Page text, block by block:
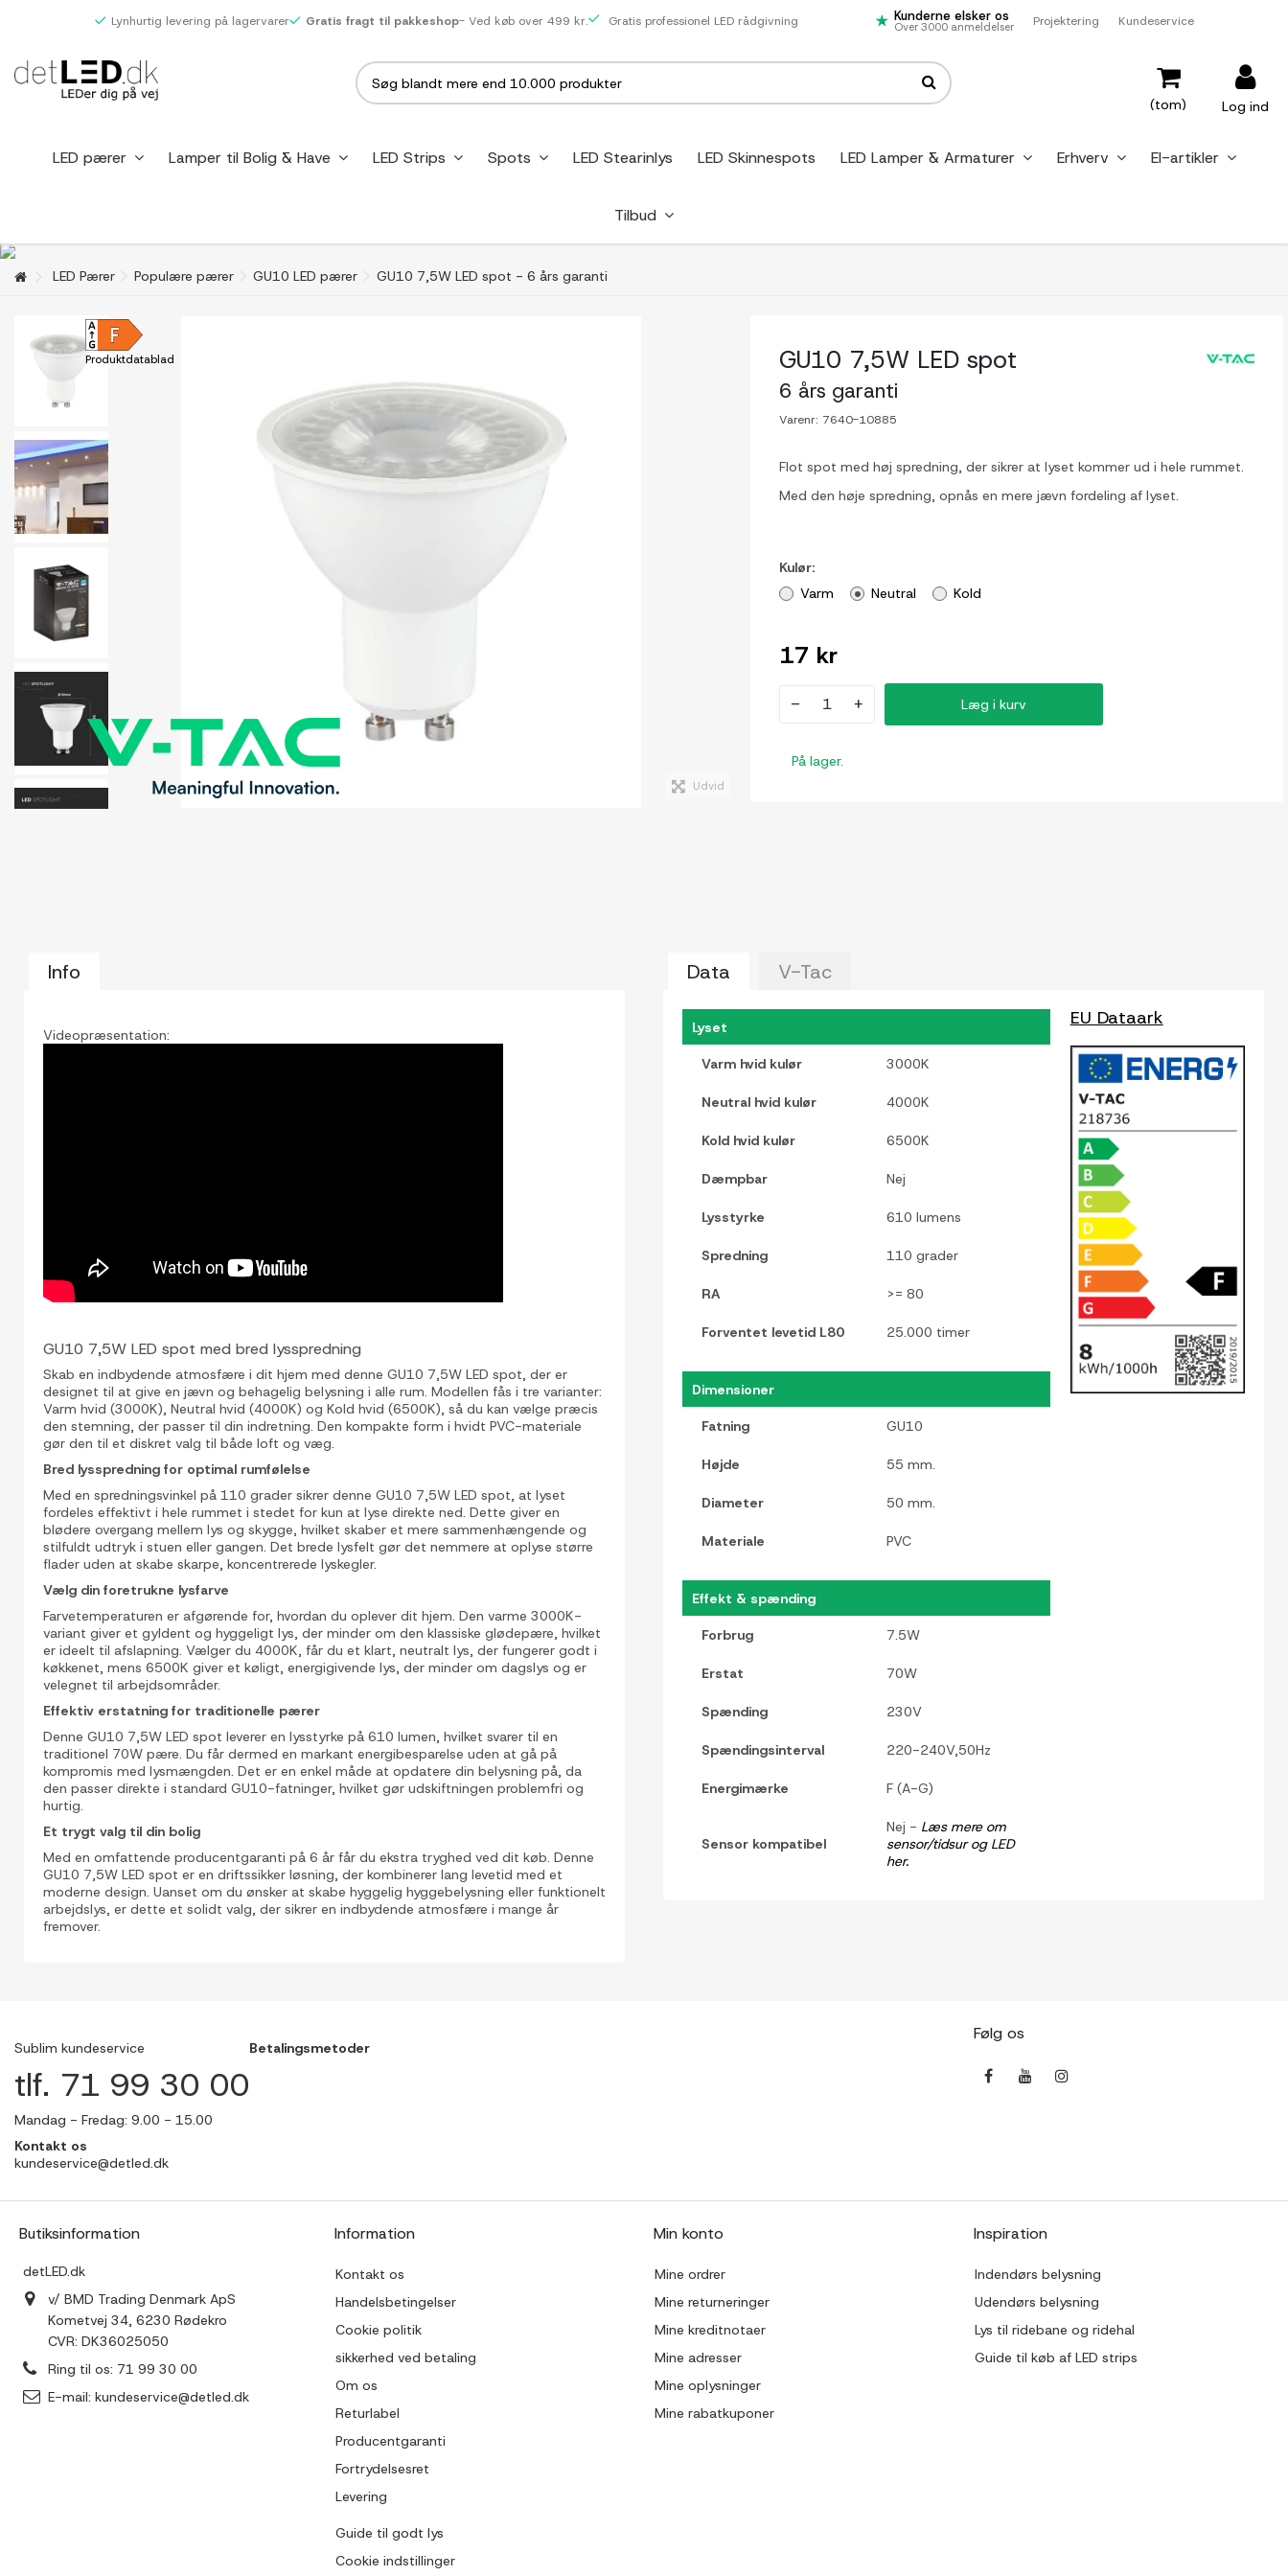
Lynhurtig levering på lagervarer Gratis fragt til pakkeshop- Ved køb over 499 kr. Gratis professionel LED rådgivning Kunderne elsker os
Over 3000 anmeldelser Projektering Kundeservice
Log ind
(tom)
LED pærer Lamper til Bolig & Have LED Strips Spots LED Stearinlys LED Skinnespots LED Lamper & Armaturer Erhverv El-artikler
Tilbud
LED Pærer Populære pærer GU10 LED pærer GU10 7,5W LED spot - 6 års garanti
Produktdatablad
Udvid
GU10 7,5W LED spot
6 års garanti
Varenr: 7640-10885
Flot spot med høj spredning, der sikrer at lyset kommer ud i hele rummet.
Med den høje spredning, opnås en mere jævn fordeling af lyset.
Kulør:
Varm
Neutral Kold
17 kr
- + Læg i kurv
På lager.
Info Data V-Tac
Videopræsentation:
GU10 7,5W LED spot med bred lysspredning
Skab en indbydende atmosfære i dit hjem med denne GU10 7,5W LED spot, der er
designet til at give en jævn og behagelig belysning i alle rum. Modellen fås i tre varianter:
Varm hvid (3000K), Neutral hvid (4000K) og Kold hvid (6500K), så du kan vælge præcis
den stemning, der passer til din indretning. Den kompakte form i hvidt PVC-materiale
gør den til et diskret valg til både loft og væg.
Bred lysspredning for optimal rumfølelse
Med en spredningsvinkel på 110 grader sikrer denne GU10 7,5W LED spot, at lyset
fordeles effektivt i hele rummet i stedet for kun at lyse direkte ned. Dette giver en
blødere overgang mellem lys og skygge, hvilket skaber et mere sammenhængende og
stilfuldt udtryk i stuen eller gangen. Det brede lysfelt gør det nemmere at oplyse større
flader uden at skabe skarpe, koncentrerede lyskegler.
Vælg din foretrukne lysfarve
Farvetemperaturen er afgørende for, hvordan du oplever dit hjem. Den varme 3000K-
variant giver et gyldent og hyggeligt lys, der minder om den klassiske glødepære, hvilket
er ideelt til afslapning. Vælger du 4000K, får du et klart, neutralt lys, der fungerer godt i
køkkenet, mens 6500K giver et køligt, energigivende lys, der minder om dagslys og er
velegnet til arbejdsområder.
Effektiv erstatning for traditionelle pærer
Denne GU10 7,5W LED spot leverer en lysstyrke på 610 lumen, hvilket svarer til en
traditionel 70W pære. Du får dermed en markant energibesparelse uden at gå på
kompromis med lysmængden. Det er en enkel måde at opdatere din belysning på, da
den passer direkte i standard GU10-fatninger, hvilket gør udskiftningen problemfri og
hurtig.
Et trygt valg til din bolig
Med en omfattende producentgaranti på 6 år får du ekstra tryghed ved dit køb. Denne
GU10 7,5W LED spot er en driftssikker løsning, der kombinerer lang levetid med et
moderne design. Uanset om du ønsker at skabe hyggelig hyggebelysning eller funktionelt
arbejdslys, er dette et solidt valg, der sikrer en indbydende atmosfære i mange år
fremover.
Lyset
Varm hvid kulør 3000K
Neutral hvid kulør 4000K
Kold hvid kulør 6500K
Dæmpbar Nej
Lysstyrke 610 lumens
Spredning 110 grader
RA >= 80
Forventet levetid L80 25.000 timer
Dimensioner
Fatning GU10
Højde 55 mm.
Diameter 50 mm.
Materiale PVC
Effekt & spænding
Forbrug 7.5W
Erstat 70W
Spænding 230V
Spændingsinterval 220-240V,50Hz
Energimærke F (A-G)
Sensor kompatibel
Nej - Læs mere om
sensor/tidsur og LED
her.
EU Dataark
Sublim kundeservice
tlf. 71 99 30 00
Mandag - Fredag: 9.00 - 15.00
Kontakt os
kundeservice@detled.dk
Betalingsmetoder
Følg os
Butiksinformation
detLED.dk
v/ BMD Trading Denmark ApS
Kometvej 34, 6230 Rødekro
CVR: DK36025050
Ring til os: 71 99 30 00
E-mail: kundeservice@detled.dk
Information
Kontakt os
Handelsbetingelser
Cookie politik
sikkerhed ved betaling
Om os
Returlabel
Producentgaranti
Fortrydelsesret
Levering
Guide til godt lys
Cookie indstillinger
Min konto
Mine ordrer
Mine returneringer
Mine kreditnotaer
Mine adresser
Mine oplysninger
Mine rabatkuponer
Inspiration
Indendørs belysning
Udendørs belysning
Lys til ridebane og ridehal
Guide til køb af LED strips